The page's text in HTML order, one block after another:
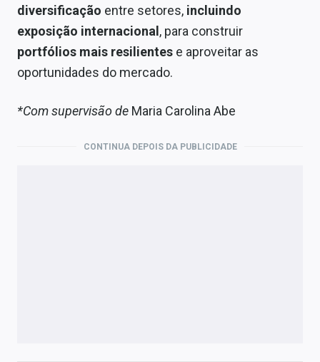
diversificação entre setores, incluindo
exposição internacional , para construir
portfólios mais resilientes e aproveitar as
oportunidades do mercado.
*Com supervisão de Maria Carolina Abe
CONTINUA DEPOIS DA PUBLICIDADE